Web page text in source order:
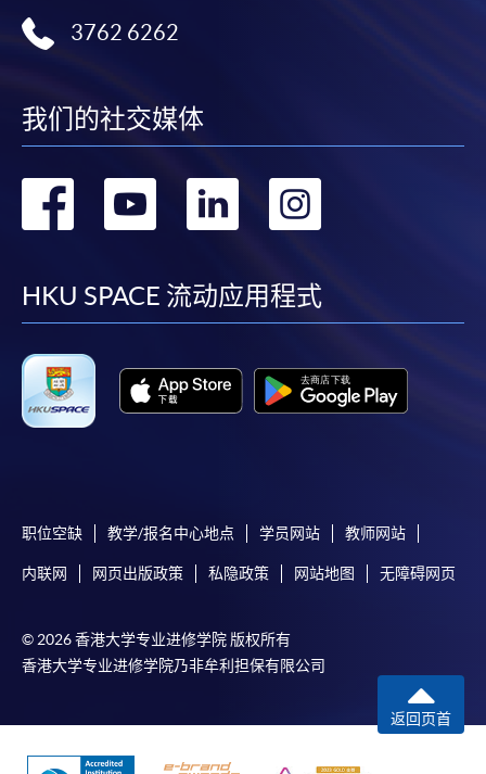
3762 6262
我们的社交媒体
转
facebook
转
youtube
转
linkedin
HKU SPACE 流动应用程式
职位空缺 教学/报名中心地点 学员网站 教师网站
内联网 网页出版政策 私隐政策 网站地图 无障碍网页
© 2026 香港大学专业进修学院 版权所有
香港大学专业进修学院乃非牟利担保有限公司
返回页首